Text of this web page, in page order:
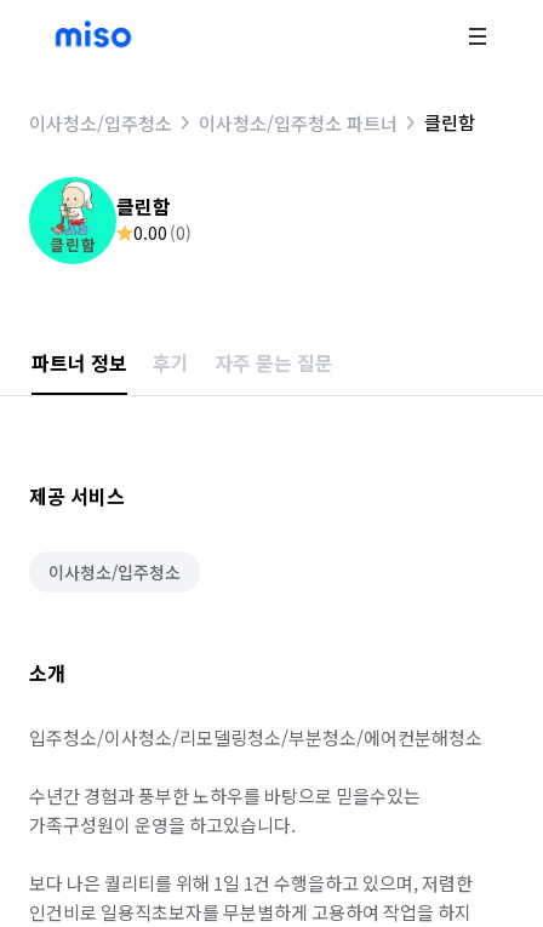
이사청소/입주청소 이사청소/입주청소 파트너 클린함
클린함
0.00 (0)
파트너 정보 후기 자주 묻는 질문
제공 서비스
이사청소/입주청소
소개
입주청소/이사청소/리모델링청소/부분청소/에어컨분해청소
수년간 경험과 풍부한 노하우를 바탕으로 믿을수있는
가족구성원이 운영을 하고있습니다.
보다 나은 퀄리티를 위해 1일 1건 수행을하고 있으며, 저렴한
인건비로 일용직초보자를 무분별하게 고용하여 작업을 하지